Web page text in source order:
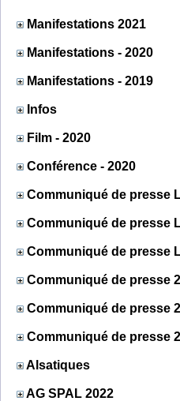
Manifestations 2021
Manifestations - 2020
Manifestations - 2019
Infos
Film - 2020
Conférence - 2020
Communiqué de presse
Communiqué de presse
Communiqué de presse
Communiqué de presse
Communiqué de presse
Communiqué de presse
Alsatiques
AG SPAL 2022